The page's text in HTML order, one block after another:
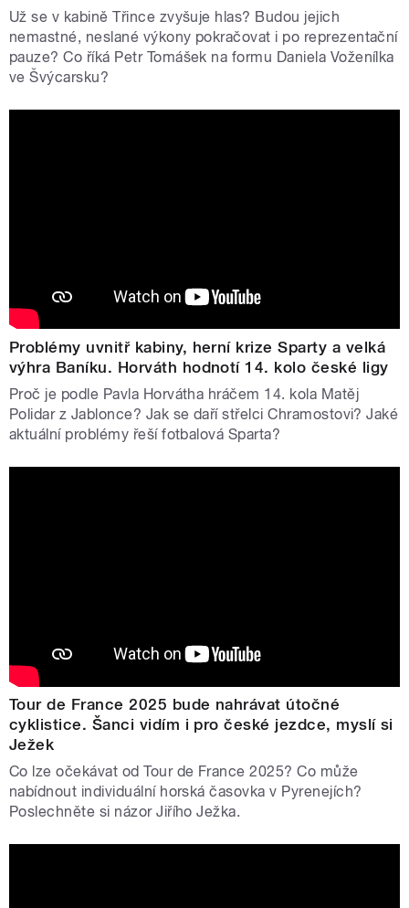
Už se v kabině Třince zvyšuje hlas? Budou jejich
nemastné, neslané výkony pokračovat i po reprezentační
pauze? Co říká Petr Tomášek na formu Daniela Voženílka
ve Švýcarsku?
Problémy uvnitř kabiny, herní krize Sparty a velká
výhra Baníku. Horváth hodnotí 14. kolo české ligy
Proč je podle Pavla Horvátha hráčem 14. kola Matěj
Polidar z Jablonce? Jak se daří střelci Chramostovi? Jaké
aktuální problémy řeší fotbalová Sparta?
Tour de France 2025 bude nahrávat útočné
cyklistice. Šanci vidím i pro české jezdce, myslí si
Ježek
Co lze očekávat od Tour de France 2025? Co může
nabídnout individuální horská časovka v Pyrenejích?
Poslechněte si názor Jiřího Ježka.